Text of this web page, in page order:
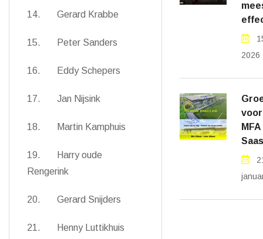
14. Gerard Krabbe
15. Peter Sanders
16. Eddy Schepers
17. Jan Nijsink
18. Martin Kamphuis
19. Harry oude
Rengerink
20. Gerard Snijders
21. Henny Luttikhuis
2026
MFA